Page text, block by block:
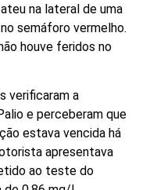
na lateral de uma
semáforo vermelho.
houve feridos no
verificaram a
e perceberam que
estava vencida há
apresentava
ao teste do